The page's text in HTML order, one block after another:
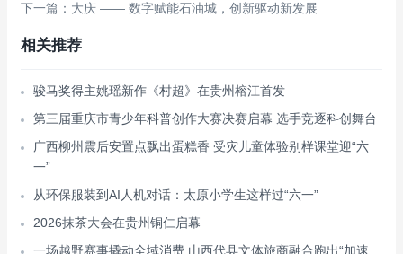
下一篇：大庆 —— 数字赋能石油城，创新驱动新发展
相关推荐
骏马奖得主姚瑶新作《村超》在贵州榕江首发
第三届重庆市青少年科普创作大赛决赛启幕 选手竞逐科创舞台
广西柳州震后安置点飘出蛋糕香 受灾儿童体验别样课堂迎“六
一”
从环保服装到AI人机对话：太原小学生这样过“六一”
2026抹茶大会在贵州铜仁启幕
一场越野赛事撬动全域消费 山西代县文体旅商融合跑出“加速